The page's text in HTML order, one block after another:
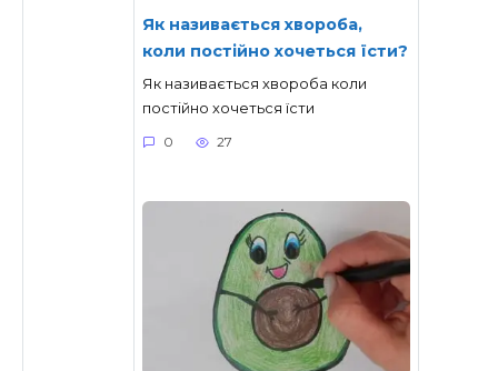
Як називається хвороба,
коли постійно хочеться їсти?
Як називається хвороба коли
постійно хочеться їсти
0 27